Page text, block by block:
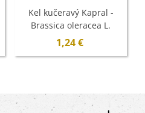
Kel kučeravý Kapral -
Brassica oleracea L.
convar. - semená - 300 ks
1,24 €